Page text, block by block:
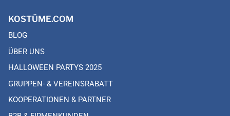
KOSTÜME.COM
BLOG
ÜBER UNS
HALLOWEEN PARTYS 2025
GRUPPEN- & VEREINSRABATT
KOOPERATIONEN & PARTNER